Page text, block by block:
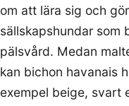
om att lära sig och
sällskapshundar som
pälsvård. Medan
kan bichon havanais
exempel beige, svart